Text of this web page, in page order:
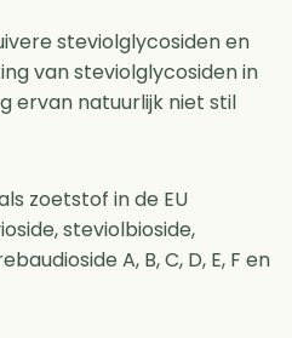
steviolglycosiden en
van steviolglycosiden in
ervan natuurlijk niet stil
zoetstof in de EU
steviolbioside,
A, B, C, D, E, F en